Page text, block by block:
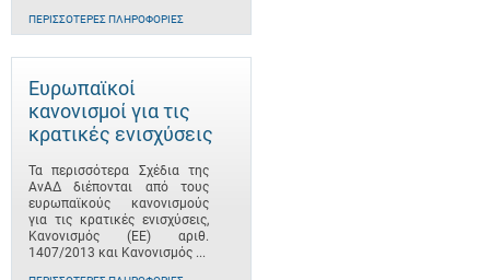
ΠΕΡΙΣΣΌΤΕΡΕΣ ΠΛΗΡΟΦΟΡΊΕΣ
Ευρωπαϊκοί
κανονισμοί για τις
κρατικές ενισχύσεις
Τα περισσότερα Σχέδια της
ΑνΑΔ διέπονται από τους
ευρωπαϊκούς κανονισμούς
για τις κρατικές ενισχύσεις,
Κανονισμός (ΕΕ) αριθ.
1407/2013 και Κανονισμός ...